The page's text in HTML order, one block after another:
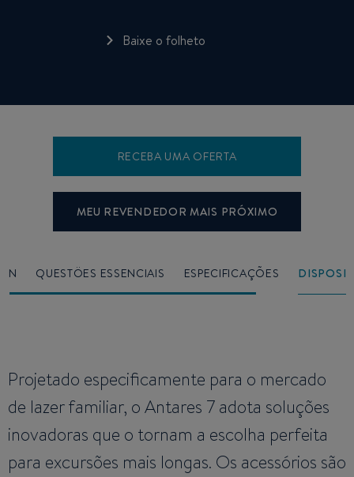
Baixe o folheto
RECEBA UMA OFERTA
MEU REVENDEDOR MAIS PRÓXIMO
QUESTÖES ESSENCIAIS ESPECIFICAÇÕES
Projetado especificamente para o mercado
de lazer familiar, o Antares 7 adota soluções
inovadoras que o tornam a escolha perfeita
para excursões mais longas. Os acessórios são